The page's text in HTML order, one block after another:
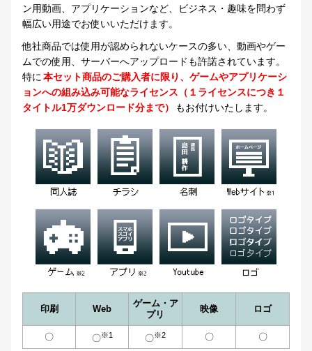
ン用動画、アプリケーションなど、ビジネス・趣味を問わず
幅広い用途でお使いいただけます。
他社商品では使用が認められないケースの多い、動画やゲー
ムでの使用、サーバーへアップロードも許諾されています。
特に本セット商品のご購入者に限り、ゲームやアプリケーシ
ョンへの組み込み可能なライセンス（１ライセンスにつき１
タイトル1万ダウンロード分まで）
もお付けいたします。
印刷 Web
ゲーム・ア
プリ
映像 ロゴ
〇 〇※1 〇※2 〇 〇